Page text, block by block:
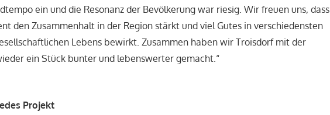
ein und die Resonanz der Bevölkerung war riesig. Wir freuen uns, dass
den Zusammenhalt in der Region stärkt und viel Gutes in verschiedensten
Lebens bewirkt. Zusammen haben wir Troisdorf mit der
ein Stück bunter und lebenswerter gemacht.“
Projekt